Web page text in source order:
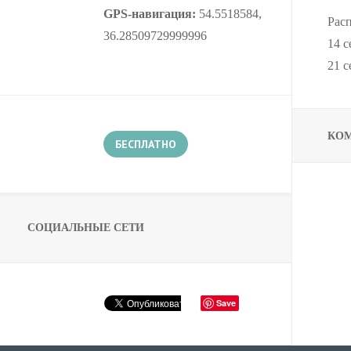
GPS-навигация: 54.5518584,
36.28509729999996
БЕСПЛАТНО
СОЦИАЛЬНЫЕ СЕТИ
Save
14
21